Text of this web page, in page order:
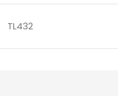
TL432